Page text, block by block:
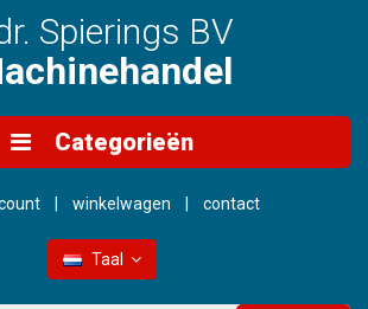
Spierings BV
Categorieën
winkelwagen contact
Taal